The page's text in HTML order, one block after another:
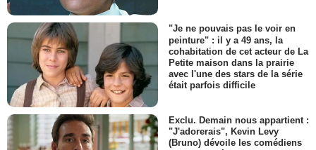
"Je ne pouvais pas le voir en
peinture" : il y a 49 ans, la
cohabitation de cet acteur de La
Petite maison dans la prairie
avec l'une des stars de la série
était parfois difficile
Exclu. Demain nous appartient :
"J'adorerais", Kevin Levy
(Bruno) dévoile les comédiens